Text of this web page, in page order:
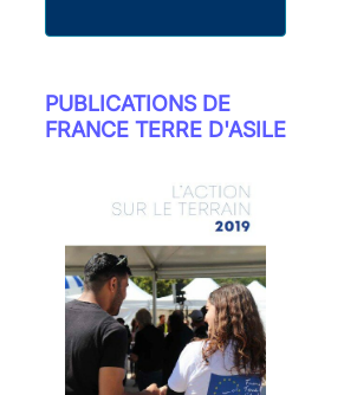
PUBLICATIONS DE
FRANCE TERRE D'ASILE